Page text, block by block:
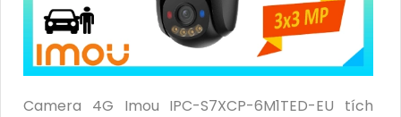
Camera 4G Imou IPC-S7XCP-6M1TED-EU tích